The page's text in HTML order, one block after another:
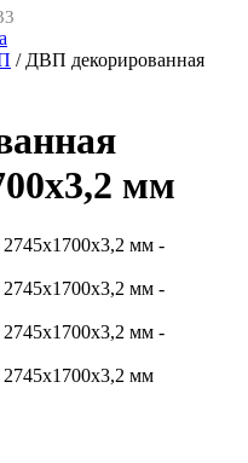
/ ДВП декорированная
мм